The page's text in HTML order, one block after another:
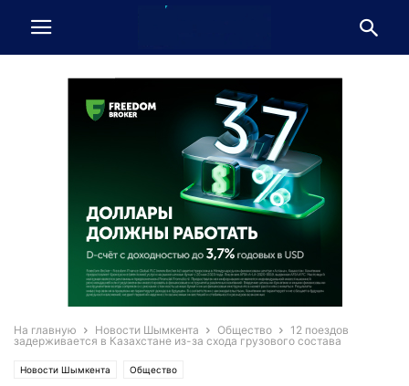
На главную Новости Шымкента Общество
12 поездов
задерживается в Казахстане из-за схода грузового состава
Новости Шымкента Общество